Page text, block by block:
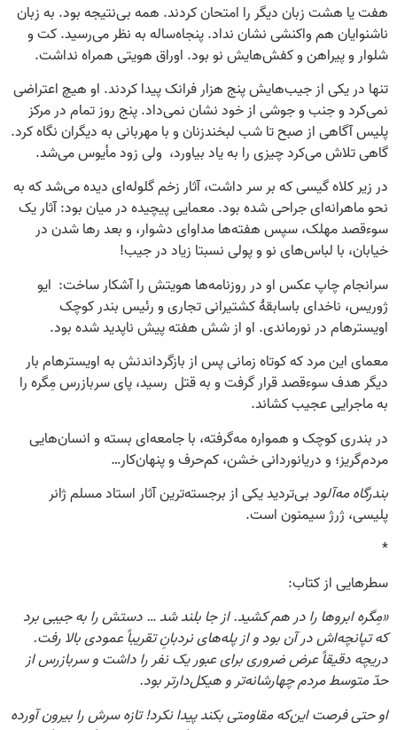
هفت یا هشت زبان دیگر را امتحان کردند. همه بی‌نتیجه بود. به زبان
ناشنوایان هم واکنشی نشان نداد. پنجاه‌ساله به نظر می‌رسید. کت و
شلوار و پیراهن و کفش‌هایش نو بود. اوراق هویتی همراه نداشت.
تنها در یکی از جیب‌هایش پنج هزار فرانک پیدا کردند. او هیچ اعتراضی
نمی‌کرد و جنب و جوشی از خود نشان نمی‌داد. پنج روز تمام در مرکز
پلیس آگاهی از صبح تا شب لبخندزنان و با مهربانی به دیگران نگاه کرد.
گاهی تلاش می‌کرد چیزی را به یاد بیاورد، ولی زود مأیوس می‌شد.
در زیر کلاه گیسی که بر سر داشت، آثار زخم گلوله‌ای دیده می‌شد که به
نحو ماهرانه‌ای جراحی شده بود. معمایی پیچیده در میان بود: آثار یک
سوء‌قصد مهلک، سپس هفته‌ها مداوای دشوار، و بعد رها شدن در
خیابان، با لباس‌های نو و پولی نسبتا زیاد در جیب!
سرانجام چاپ عکس او در روزنامه‌ها هویتش را آشکار ‌ساخت: ایو
ژوریس، ناخدای باسابقۀ کشتیرانی تجاری و رئیس بندر کوچک
اویسترهام در نورماندی. او از شش هفته پیش ناپدید شده بود.
معمای این مرد که کوتاه زمانی پس از بازگرداندنش به اویسترهام بار
دیگر هدف سوء‌قصد قرار ‌گرفت و به قتل ‌رسید، پای سربازرس مِگره را
به ماجرایی عجیب ‌کشاند.
در بندری کوچک و همواره مه‌گرفته، با جامعه‌ای بسته و انسان‌هایی
مردم‌گریز؛ و دریانوردانی خشن، کم‌حرف و پنهان‌کار…
بندرگاه مه‌آلود بی‌تردید یکی از برجسته‌ترین آثار استاد مسلم ژانر
پلیسی، ژرژ سیمنون است.
*
سطرهایی از کتاب:
«مِگره ابروها را در هم کشید. از جا بلند شد … دستش را به جیبی برد
که تپانچه‌اش در آن بود و از پله‌های نردبانِ تقریباً عمودی بالا رفت.
دریچه دقیقاً عرض ضروری برای عبور یک نفر را داشت و سربازرس از
حدّ متوسط مردم چهارشانه‌تر و هیکل‌دارتر بود.
او حتی فرصت این‌که مقاومتی بکند پیدا نکرد! تازه سرش را بیرون آورده